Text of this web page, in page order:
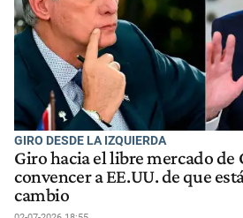
GIRO DESDE LA IZQUIERDA
Giro hacia el libre mercado de
convencer a EE.UU. de que
cambio